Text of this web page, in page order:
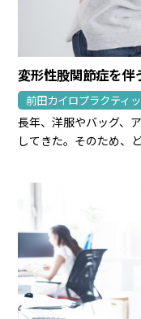
変形性股関節症を伴
前田カイロプラクティ
長年、洋服やバッグ、
してきた。そのため、